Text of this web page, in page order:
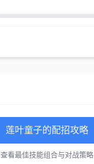
莲叶童子的配招攻略
查看最佳技能组合与对战策略